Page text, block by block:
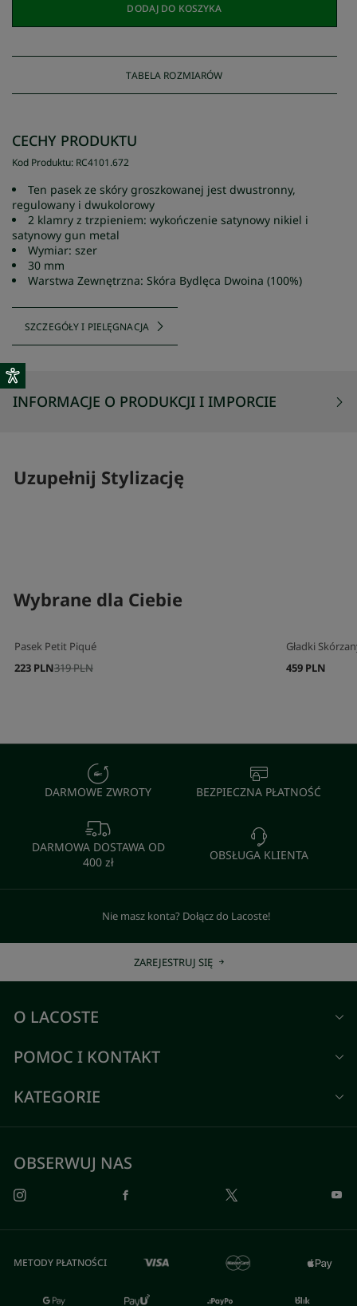
DODAJ DO KOSZYKA
TABELA ROZMIARÓW
CECHY PRODUKTU
Kod Produktu: RC4101.672
Ten pasek ze skóry groszkowanej jest dwustronny,
regulowany i dwukolorowy
2 klamry z trzpieniem: wykończenie satynowy nikiel i
satynowy gun metal
Wymiar: szer
30 mm
Warstwa Zewnętrzna: Skóra Bydlęca Dwoina (100%)
SZCZEGÓŁY I PIELĘGNACJA
INFORMACJE O PRODUKCJI I IMPORCIE
Uzupełnij Stylizację
Wybrane dla Ciebie
Pasek Petit Piqué
319 PLN
223 PLN
Gładki
459 PLN
DARMOWE ZWROTY BEZPIECZNA PŁATNOŚĆ
DARMOWA DOSTAWA OD
400 zł
OBSŁUGA KLIENTA
Nie masz konta? Dołącz do Lacoste!
ZAREJESTRUJ SIĘ
O LACOSTE
POMOC I KONTAKT
KATEGORIE
OBSERWUJ NAS
METODY PŁATNOŚCI